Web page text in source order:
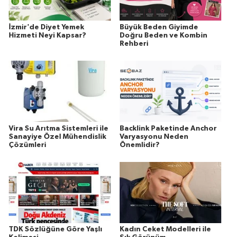
İzmir'de Diyet Yemek
Hizmeti Neyi Kapsar?
Büyük Beden Giyimde
Doğru Beden ve Kombin
Rehberi
Vira Su Arıtma Sistemleri ile
Sanayiye Özel Mühendislik
Çözümleri
Backlink Paketinde Anchor
Varyasyonu Neden
Önemlidir?
TDK Sözlüğüne Göre Yaşlı
Kadın Ceket Modelleri ile